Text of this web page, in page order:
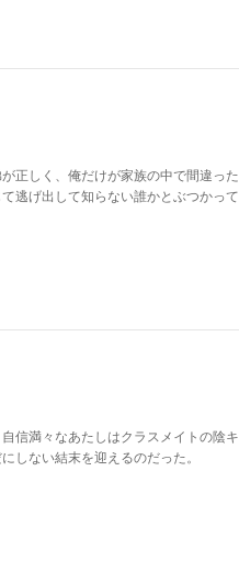
正しく、俺だけが家族の中で間違った
逃げ出して知らない誰かとぶつかって
信満々なあたしはクラスメイトの陰キ
しない結末を迎えるのだった。